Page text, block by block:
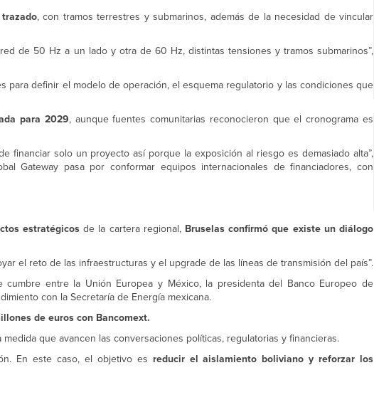
, con tramos terrestres y submarinos, además de la necesidad de vincular
de 50 Hz a un lado y otra de 60 Hz, distintas tensiones y tramos submarinos”,
para definir el modelo de operación, el esquema regulatorio y las condiciones que
para 2029, aunque fuentes comunitarias reconocieron que el cronograma es
financiar solo un proyecto así porque la exposición al riesgo es demasiado alta”,
Gateway pasa por conformar equipos internacionales de financiadores, con
estratégicos de la cartera regional, Bruselas confirmó que existe un diálogo
el reto de las infraestructuras y el upgrade de las líneas de transmisión del país”.
entre la Unión Europea y México, la presidenta del Banco Europeo de
con la Secretaría de Energía mexicana.
de euros con Bancomext.
que avancen las conversaciones políticas, regulatorias y financieras.
En este caso, el objetivo es reducir el aislamiento boliviano y reforzar los